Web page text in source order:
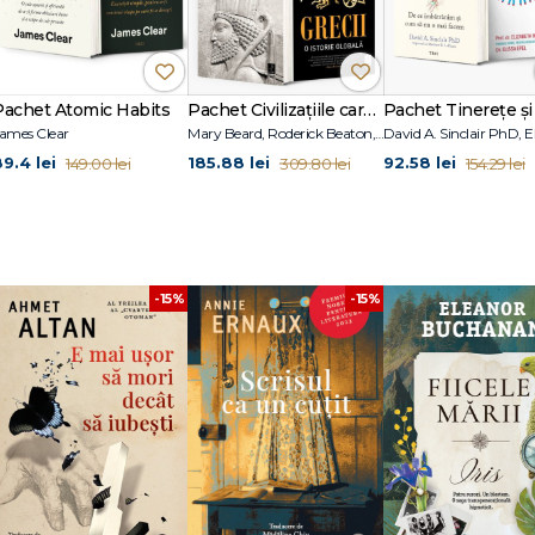
McDonough, Carrie Robbins
devenit unul dintre cei mai mari compozitori din istorie, apreciat pentru
Atomic Habits
Clear
lei 149.00 lei
Pachet Civilizațiile care au construit Occidentul
Mary Beard, Roderick Beaton, Lloyd Llewellyn-Jones
185.88 lei 309.80 lei 92.58 lei 154.29 lei
-15% -15%